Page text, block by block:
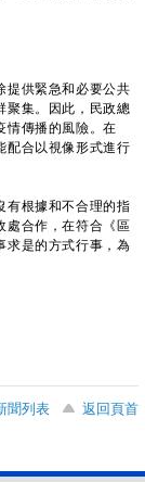
供緊急和必要公共
聚集。因此，民政總
情傳播的風險。在
配合以視像形式進行
根據和不合理的指
處合作，在符合《區
求是的方式行事，為
聞列表
返回頁首